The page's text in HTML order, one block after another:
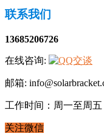
联系我们
13685206726
在线咨询:
邮箱:
工作时间：周一至周五
关注微信